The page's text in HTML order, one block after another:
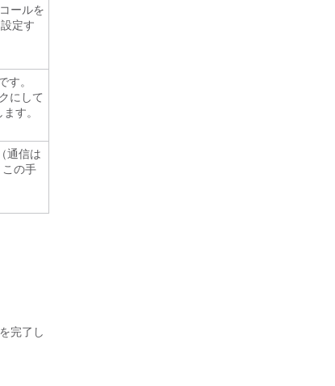
ールを
定す
す。
にして
す。
通信は
の手
完了し